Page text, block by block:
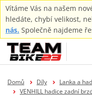
Vítáme Vás na našem
hledáte, chybí velikost,
nás. Společně najdeme
Domů Díly Lanka a
VENHILL hadice zadní